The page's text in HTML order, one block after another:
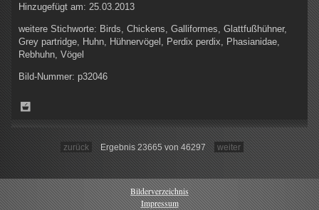
Hinzugefügt am: 25.03.2013
weitere Stichworte: Birds, Chickens, Galliformes, Glattfußhühner,
Grey partridge, Huhn, Hühnervögel, Perdix perdix, Phasianidae,
Rebhuhn, Vögel
Bild-Nummer: p32046
zurück Ergebnis 23665 von 46297 weiter
Bilderverzeichnis
Impressum